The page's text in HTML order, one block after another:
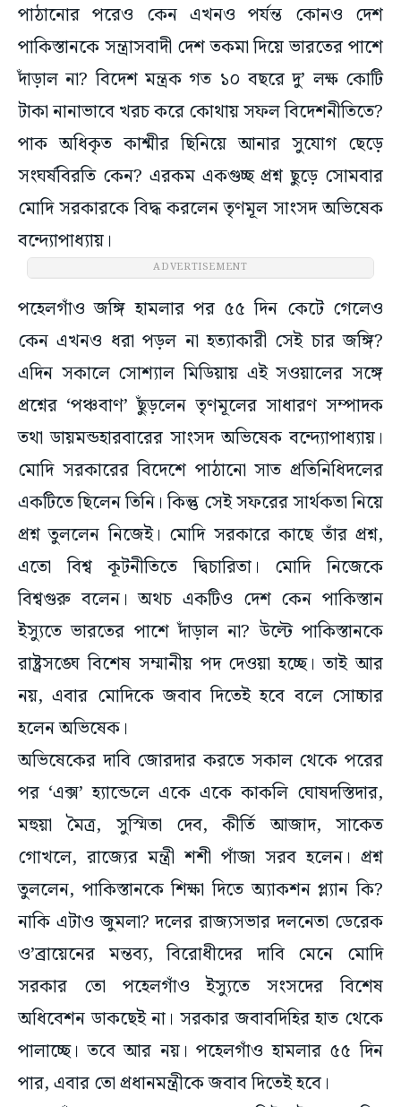
পাঠানোর পরেও কেন এখনও পর্যন্ত কোনও দেশ
পাকিস্তানকে সন্ত্রাসবাদী দেশ তকমা দিয়ে ভারতের পাশে
দাঁড়াল না? বিদেশ মন্ত্রক গত ১০ বছরে দু’ লক্ষ কোটি
টাকা নানাভাবে খরচ করে কোথায় সফল বিদেশনীতিতে?
পাক অধিকৃত কাশ্মীর ছিনিয়ে আনার সুযোগ ছেড়ে
সংঘর্ষবিরতি কেন? এরকম একগুচ্ছ প্রশ্ন ছুড়ে সোমবার
মোদি সরকারকে বিদ্ধ করলেন তৃণমূল সাংসদ অভিষেক
বন্দ্যোপাধ্যায়।
ADVERTISEMENT
পহেলগাঁও জঙ্গি হামলার পর ৫৫ দিন কেটে গেলেও
কেন এখনও ধরা পড়ল না হত্যাকারী সেই চার জঙ্গি?
এদিন সকালে সোশ্যাল মিডিয়ায় এই সওয়ালের সঙ্গে
প্রশ্নের ‘পঞ্চবাণ’ ছুঁড়লেন তৃণমূলের সাধারণ সম্পাদক
তথা ডায়মন্ডহারবারের সাংসদ অভিষেক বন্দ্যোপাধ্যায়।
মোদি সরকারের বিদেশে পাঠানো সাত প্রতিনিধিদলের
একটিতে ছিলেন তিনি। কিন্তু সেই সফরের সার্থকতা নিয়ে
প্রশ্ন তুললেন নিজেই। মোদি সরকারে কাছে তাঁর প্রশ্ন,
এতো বিশ্ব কূটনীতিতে দ্বিচারিতা। মোদি নিজেকে
বিশ্বগুরু বলেন। অথচ একটিও দেশ কেন পাকিস্তান
ইস্যুতে ভারতের পাশে দাঁড়াল না? উল্টে পাকিস্তানকে
রাষ্ট্রসঙ্ঘে বিশেষ সম্মানীয় পদ দেওয়া হচ্ছে। তাই আর
নয়, এবার মোদিকে জবাব দিতেই হবে বলে সোচ্চার
হলেন অভিষেক।
অভিষেকের দাবি জোরদার করতে সকাল থেকে পরের
পর ‘এক্স’ হ্যান্ডেলে একে একে কাকলি ঘোষদস্তিদার,
মহুয়া মৈত্র, সুস্মিতা দেব, কীর্তি আজাদ, সাকেত
গোখলে, রাজ্যের মন্ত্রী শশী পাঁজা সরব হলেন। প্রশ্ন
তুললেন, পাকিস্তানকে শিক্ষা দিতে অ্যাকশন প্ল্যান কি?
নাকি এটাও জুমলা? দলের রাজ্যসভার দলনেতা ডেরেক
ও’ব্রায়েনের মন্তব্য, বিরোধীদের দাবি মেনে মোদি
সরকার তো পহেলগাঁও ইস্যুতে সংসদের বিশেষ
অধিবেশন ডাকছেই না। সরকার জবাবদিহির হাত থেকে
পালাচ্ছে। তবে আর নয়। পহেলগাঁও হামলার ৫৫ দিন
পার, এবার তো প্রধানমন্ত্রীকে জবাব দিতেই হবে।